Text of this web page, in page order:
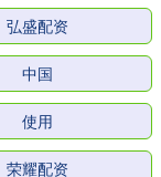
弘盛配资
中国
使用
荣耀配资